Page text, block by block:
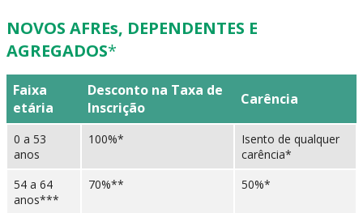
NOVOS AFREs, DEPENDENTES E
AGREGADOS*
Faixa
etária
Desconto na Taxa de
Inscrição
Carência
0 a 53
anos
100%*
Isento de qualquer
carência*
54 a 64
anos***
70%** 50%*